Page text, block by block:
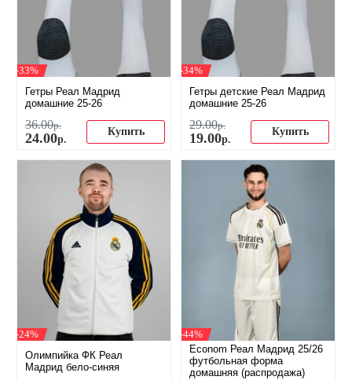
-33%
Гетры Реал Мадрид
домашние 25-26
36.00р.
24.00р.
Купить
-34%
Гетры детские Реал Мадрид
домашние 25-26
29.00р.
19.00р.
Купить
-24%
Олимпийка ФК Реал
Мадрид бело-синяя
-44%
Econom Реал Мадрид 25/26
футбольная форма
домашняя (распродажа)